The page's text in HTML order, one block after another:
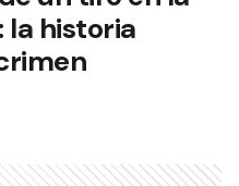
la historia